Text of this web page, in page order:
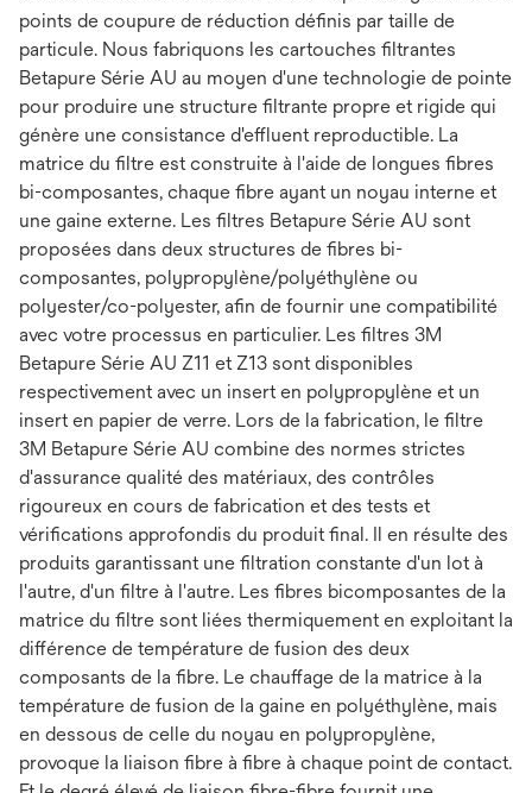
points de coupure de réduction définis par taille de
particule. Nous fabriquons les cartouches filtrantes
Betapure Série AU au moyen d'une technologie de pointe
pour produire une structure filtrante propre et rigide qui
génère une consistance d'effluent reproductible. La
matrice du filtre est construite à l'aide de longues fibres
bi-composantes, chaque fibre ayant un noyau interne et
une gaine externe. Les filtres Betapure Série AU sont
proposées dans deux structures de fibres bi-
composantes, polypropylène/polyéthylène ou
polyester/co-polyester, afin de fournir une compatibilité
avec votre processus en particulier. Les filtres 3M
Betapure Série AU Z11 et Z13 sont disponibles
respectivement avec un insert en polypropylène et un
insert en papier de verre. Lors de la fabrication, le filtre
3M Betapure Série AU combine des normes strictes
d'assurance qualité des matériaux, des contrôles
rigoureux en cours de fabrication et des tests et
vérifications approfondis du produit final. Il en résulte des
produits garantissant une filtration constante d'un lot à
l'autre, d'un filtre à l'autre. Les fibres bicomposantes de la
matrice du filtre sont liées thermiquement en exploitant la
différence de température de fusion des deux
composants de la fibre. Le chauffage de la matrice à la
température de fusion de la gaine en polyéthylène, mais
en dessous de celle du noyau en polypropylène,
provoque la liaison fibre à fibre à chaque point de contact.